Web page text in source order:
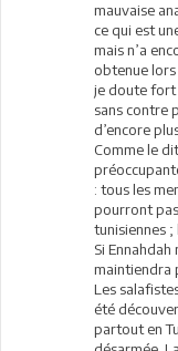
mauvaise
ce qui est
mais n’a
obtenue lors
je doute fort
sans contre
d’encore
Comme le
: tous les
pourront
tunisiennes
Si
maintiendra
Les
été
partout en